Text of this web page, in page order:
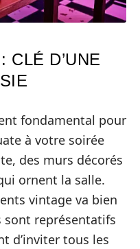
CLÉ D’UNE
fondamental pour
à votre soirée
des murs décorés
ornent la salle.
vintage va bien
sont représentatifs
d’inviter tous les